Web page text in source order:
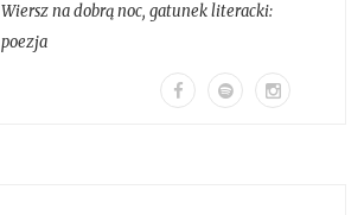
Wiersz na dobrą noc, gatunek literacki:
poezja